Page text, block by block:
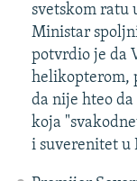
svetskom ratu
Ministar
potvrdio je da
helikopterom,
da nije hteo
koja
i suverenitet u